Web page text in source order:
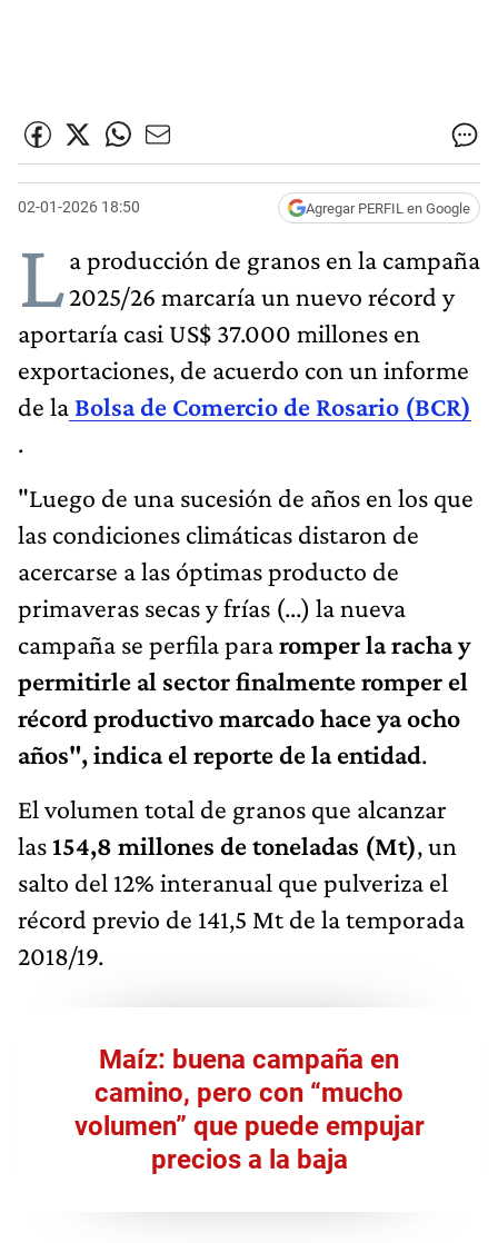
02-01-2026 18:50 Agregar PERFIL en Google
La producción de granos en la campaña
2025/26 marcaría un nuevo récord y
aportaría casi US$ 37.000 millones en
exportaciones, de acuerdo con un informe
de la Bolsa de Comercio de Rosario (BCR)
.
"Luego de una sucesión de años en los que
las condiciones climáticas distaron de
acercarse a las óptimas producto de
primaveras secas y frías (...) la nueva
campaña se perfila pararomper la racha y
permitirle al sector finalmente romper el
récord productivo marcado hace ya ocho
años", indica el reporte de la entidad.
El volumen total de granos que alcanzar
las154,8 millones de toneladas (Mt), un
salto del 12% interanual que pulveriza el
récord previo de 141,5 Mt de la temporada
2018/19.
Maíz: buena campaña en
camino, pero con “mucho
volumen” que puede empujar
precios a la baja